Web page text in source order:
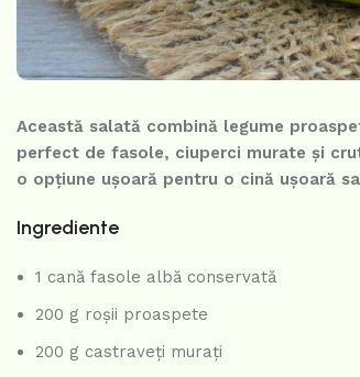
Această salată combină legume
perfect de fasole, ciuperci murate și
o opțiune ușoară pentru o cină ușoară
Ingrediente
1 cană fasole albă conservată
200 g roșii proaspete
200 g castraveți murați